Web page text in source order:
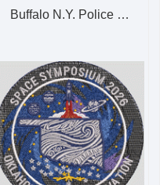
Buffalo N.Y. Police